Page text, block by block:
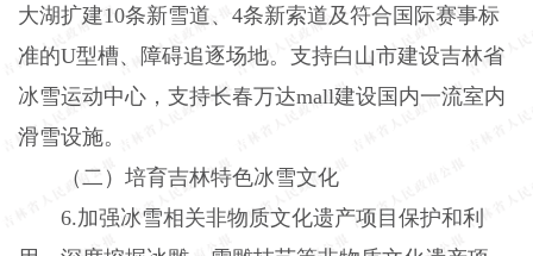
大湖扩建10条新雪道、4条新索道及符合国际赛事标
准的U型槽、障碍追逐场地。支持白山市建设吉林省
冰雪运动中心，支持长春万达mall建设国内一流室内
滑雪设施。
（二）培育吉林特色冰雪文化
6.加强冰雪相关非物质文化遗产项目保护和利